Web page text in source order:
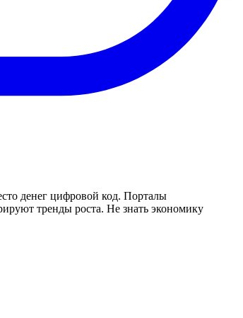
денег цифровой код. Порталы
тренды роста. Не знать экономику